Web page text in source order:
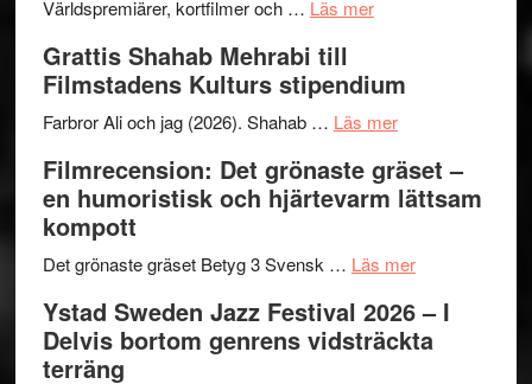
The
Files:
I
Want
Believe
–
Frankenshtey
med
Fox
Världspremiärer, kortfilmer och … Läs merom
West
presenterar
nya
titlar
årets
Grattis Shahab Mehrabi till
Filmstadens Kulturs stipendium
Farbror Ali och jag (2026). Shahab … Läs merom
Shahab
Mehrabi
Filmstadens
stipendium
Filmrecension: Det grönaste gräset –
en humoristisk och hjärtevarm lättsam
kompott
Det grönaste gräset Betyg 3 Svensk … Läs merom
Det
grönaste
Ystad Sweden Jazz Festival 2026 – I
Delvis bortom genrens vidsträckta
terräng